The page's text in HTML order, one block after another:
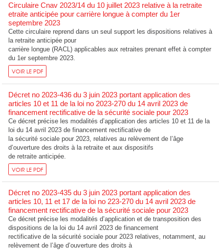
Circulaire Cnav 2023/14 du 10 juillet 2023 relative à la retraite
etraite anticipée pour carrière longue à compter du 1er
septembre 2023
Cette circulaire reprend dans un seul support les dispositions relatives à
la retraite anticipée pour
carrière longue (RACL) applicables aux retraites prenant effet à compter
du 1er septembre 2023.
VOIR LE PDF
Décret no 2023-436 du 3 juin 2023 portant application des
articles 10 et 11 de la loi no 2023-270 du 14 avril 2023 de
financement rectificative de la sécurité sociale pour 2023
Ce décret précise les modalités d’application des articles 10 et 11 de la
loi du 14 avril 2023 de financement rectificative de
la sécurité sociale pour 2023, relatives au relèvement de l’âge
d’ouverture des droits à la retraite et aux dispositifs
de retraite anticipée.
VOIR LE PDF
Décret no 2023-435 du 3 juin 2023 portant application des
articles 10, 11 et 17 de la loi no 223-270 du 14 avril 2023 de
financement rectificative de la sécurité sociale pour 2023
Ce décret précise les modalités d’application et de transposition des
dispositions de la loi du 14 avril 2023 de financement
rectificative de la sécurité sociale pour 2023 relatives, notamment, au
relèvement de l’âge d’ouverture des droits à